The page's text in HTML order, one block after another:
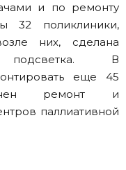
и по ремонту
32 поликлиники,
них, сделана
подсветка. В
еще 45
ремонт и
паллиативной